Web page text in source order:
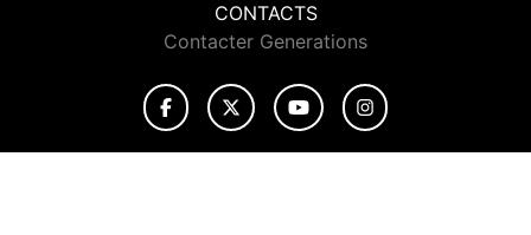
CONTACTS
Contacter Generations